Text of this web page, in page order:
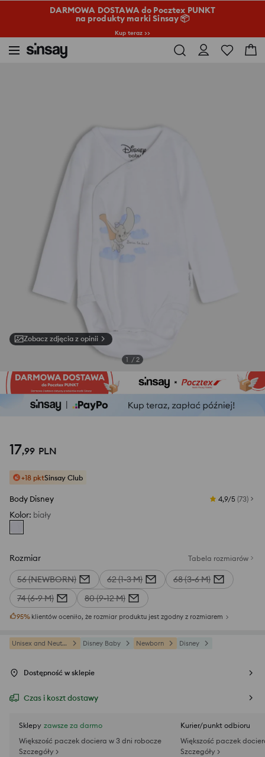
DARMOWA DOSTAWA do Pocztex PUNKT
na produkty marki Sinsay 📦
Kup teraz >>
Zobacz zdjęcia z opinii
1 / 2
17,99 PLN
+18 pktSinsay Club
Body Disney 4,9/5 (73)
Kolor: biały
Rozmiar Tabela rozmiarów
56 (NEWBORN) 62 (1-3 M)
68 (3-6 M)
74 (6-9 M)
80 (9-12 M)
95% klientów oceniło, że rozmiar produktu jest zgodny z rozmiarem
Unisex and Neutral Disney Baby Newborn Disney
Dostępność w sklepie
Czas i koszt dostawy
Sklepy zawsze za darmo
Większość paczek dociera w 3 dni robocze
Szczegóły >
Kurier/punkt odbioru
Większość paczek
Szczegóły >